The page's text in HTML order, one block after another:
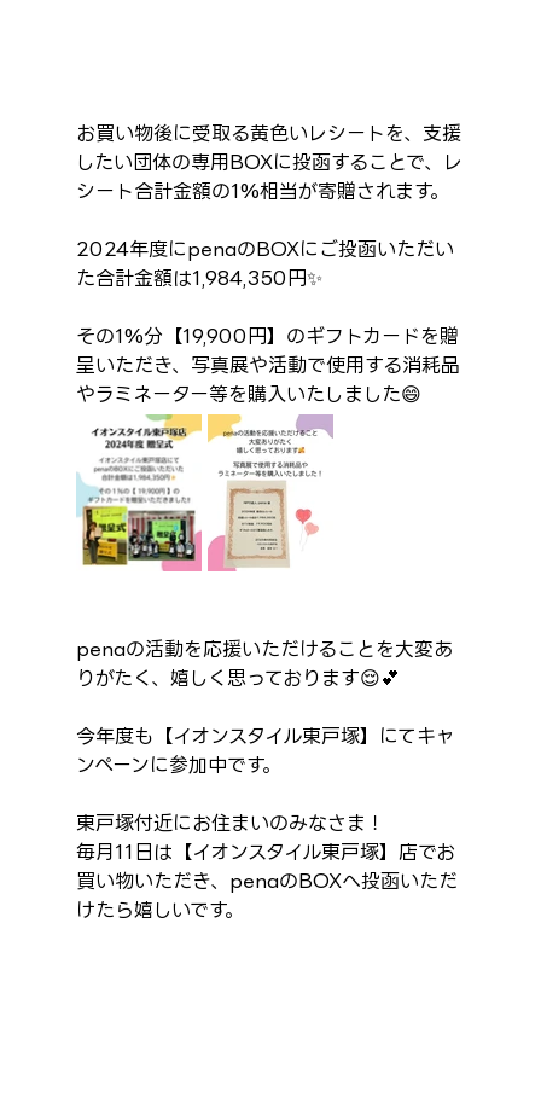
お買い物後に受取る黄色いレシートを、支援
したい団体の専用BOXに投函することで、レ
シート合計金額の1%相当が寄贈されます。
2024年度にpenaのBOXにご投函いただい
た合計金額は1,984,350円✨
その1%分【19,900円】のギフトカードを贈
呈いただき、写真展や活動で使用する消耗品
やラミネーター等を購入いたしました😄
penaの活動を応援いただけることを大変あ
りがたく、嬉しく思っております😌💕
今年度も【イオンスタイル東戸塚】にてキャ
ンペーンに参加中です。
東戸塚付近にお住まいのみなさま！
毎月11日は【イオンスタイル東戸塚】店でお
買い物いただき、penaのBOXへ投函いただ
けたら嬉しいです。